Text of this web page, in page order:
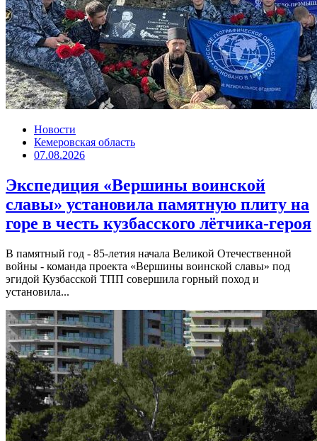
Новости
Кемеровская область
07.08.2026
Экспедиция «Вершины воинской
славы» установила памятную плиту на
горе в честь кузбасского лётчика-героя
В памятный год - 85-летия начала Великой Отечественной
войны - команда проекта «Вершины воинской славы» под
эгидой Кузбасской ТПП совершила горный поход и
установила...